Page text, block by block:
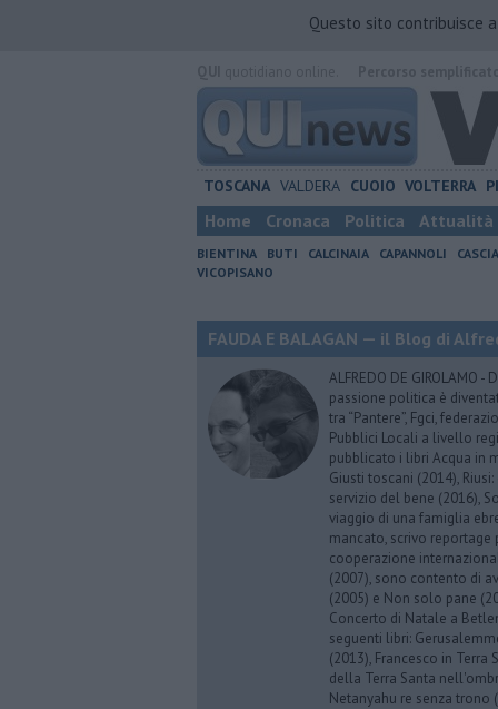
Questo sito contribuisce
TOSCANA VALDERA CUOIO VOLTERRA
Home Cronaca Politica Attualità
BIENTINA BUTI CALCINAIA CAPANNOLI
VICOPISANO
FAUDA E BALAGAN — il Blog di
ALFREDO DE GIROLAMO
passione politica è
tra “Pantere”, Fgci,
Pubblici Locali a livello
pubblicato i libri Acqua in
Giusti toscani (2014),
servizio del bene (2016),
viaggio di una famiglia
mancato, scrivo
cooperazione
(2007), sono contento di
(2005) e Non solo pane
Concerto di Natale a
seguenti libri:
(2013), Francesco in Terra
della Terra Santa
Netanyahu re senza trono